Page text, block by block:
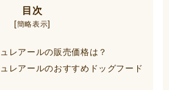
目次
[簡略表示]
レアールの販売価格は？
レアールのおすすめドッグフード